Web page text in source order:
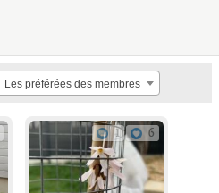
Les préférées des membres
1 6